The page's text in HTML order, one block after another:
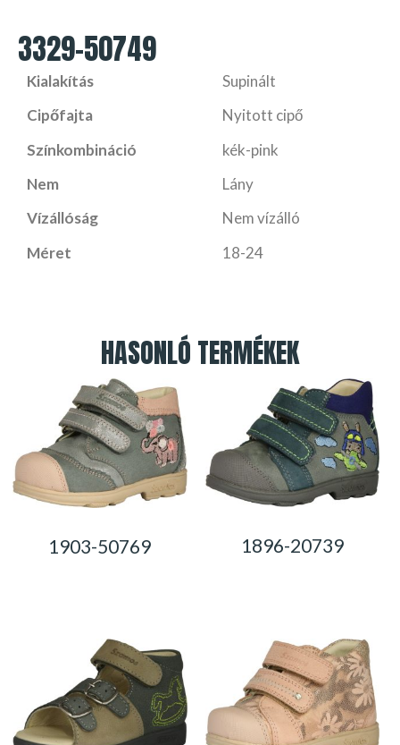
3329-50749
Kialakítás
Supinált
Cipőfajta
Nyitott cipő
Színkombináció
kék-pink
Nem
Lány
Vízállóság
Nem vízálló
Méret
18-24
HASONLÓ TERMÉKEK
1903-50769 1896-20739